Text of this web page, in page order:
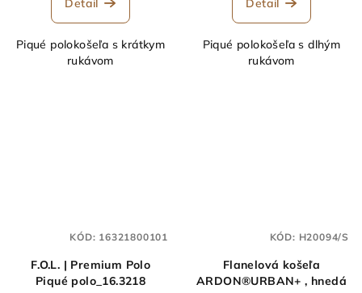
Detail
Piqué polokošeľa s krátkym
rukávom
Detail
Piqué polokošeľa s dlhým
rukávom
F.O.L. | Premium Polo
Piqué polo_16.3218
KÓD: 16321800101
Flanelová košeľa
ARDON®URBAN+ , hnedá
KÓD: H20094/S